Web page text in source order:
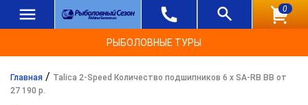
0
РЫБОЛОВНЫЕ ТУРЫ
Главная / Talica 2-Speed Количество подшипников 6 х SA-RB BB от
27 190 р.